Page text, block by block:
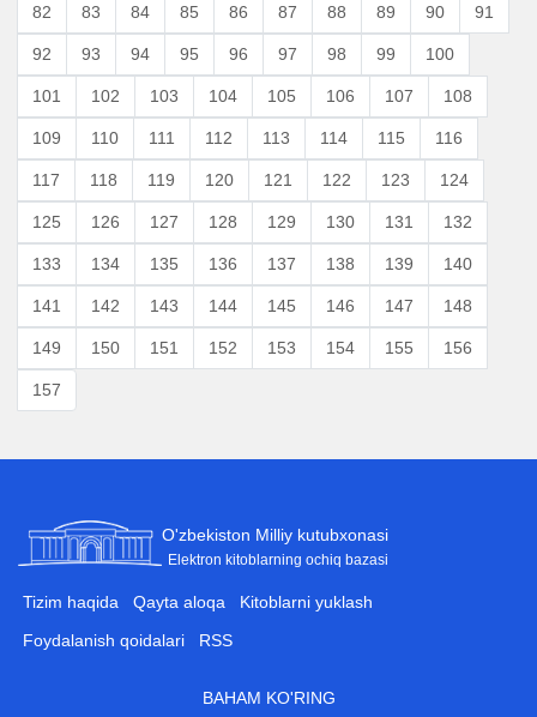
82 83 84 85 86 87 88 89 90 91
92 93 94 95 96 97 98 99 100
101 102 103 104 105 106 107 108
109 110 111 112 113 114 115 116
117 118 119 120 121 122 123 124
125 126 127 128 129 130 131 132
133 134 135 136 137 138 139 140
141 142 143 144 145 146 147 148
149 150 151 152 153 154 155 156
157
O'zbekiston Milliy kutubxonasi
Elektron kitoblarning ochiq bazasi
Tizim haqida Qayta aloqa
Kitoblarni yuklash
Foydalanish qoidalari
RSS
BAHAM KO'RING